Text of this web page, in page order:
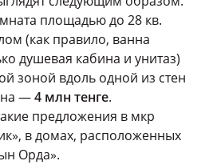
площадью до 28 кв.
(как правило, ванна
душевая кабина и унитаз)
зоной вдоль одной из стен
—4 млн тенге.
предложения в мкр
в домах, расположенных
Орда».